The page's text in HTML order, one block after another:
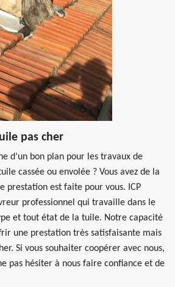
pas cher
d’un bon plan pour les travaux de
cassée ou envolée ? Vous avez de la
prestation est faite pour vous. ICP
professionnel qui travaille dans le
et tout état de la tuile. Notre capacité
une prestation très satisfaisante mais
Si vous souhaiter coopérer avec nous,
pas hésiter à nous faire confiance et de